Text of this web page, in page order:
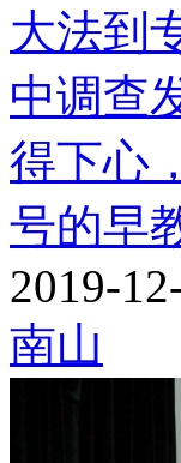
大法到
中调查
得下心
号的早
2019-
南山